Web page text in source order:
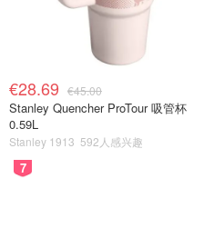
€28.69 €45.00
Stanley Quencher ProTour 吸管杯
0.59L
Stanley 1913 592人感兴趣
7